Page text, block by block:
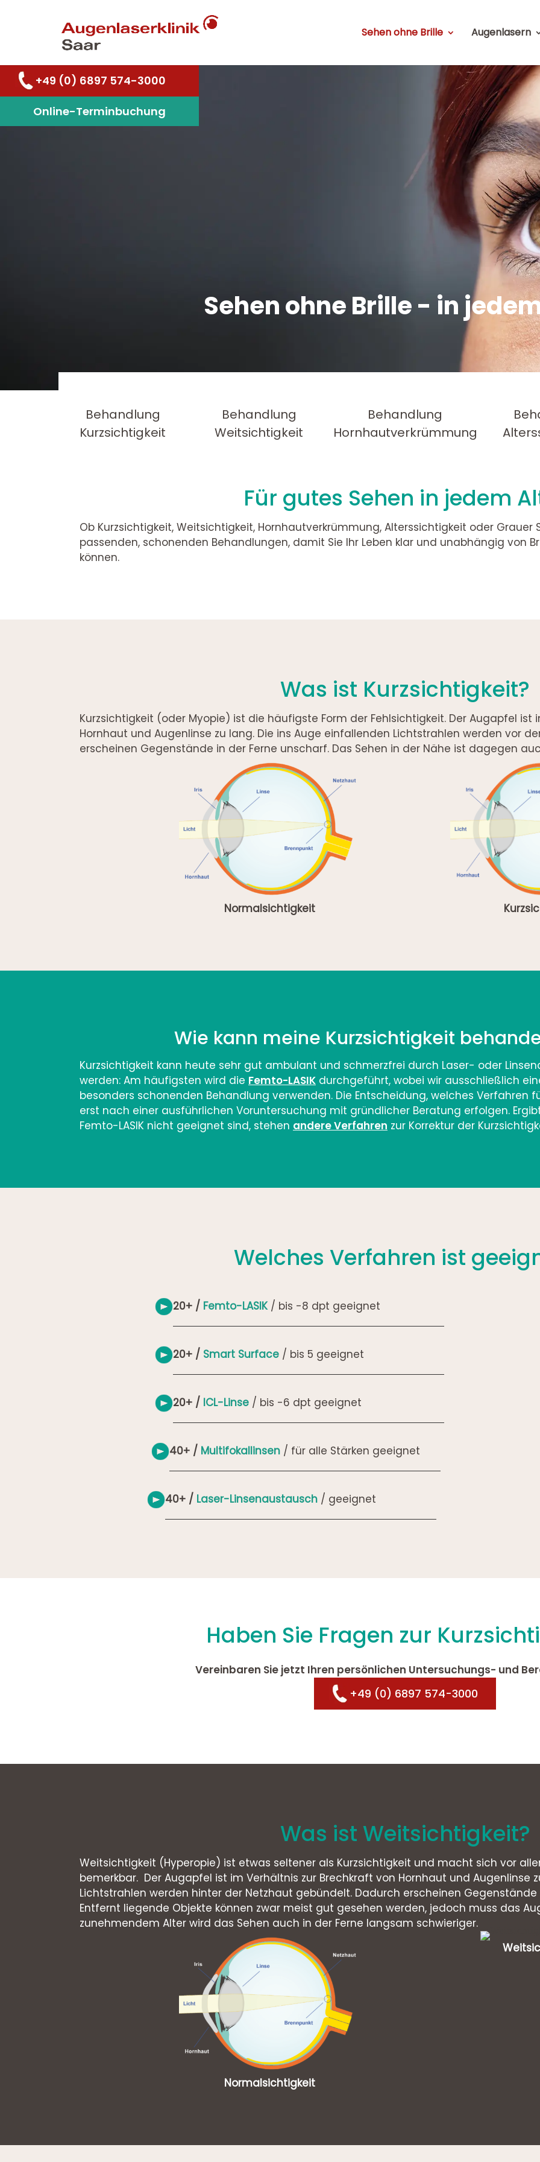
Sehen ohne Brille Augenlasern
+49 (0) 6897 574-3000
Online-Terminbuchung
Sehen ohne Brille - ­in
Behandlung
Kurzsichtigkeit
Behandlung
Weitsichtigkeit
Behandlung
Hornhautverkrümmung
Für gutes Sehen in jedem
Ob Kurzsichtigkeit, Weitsichtigkeit, Hornhautverkrümmung, Alterssichtigkeit oder Grauer
passenden, schonenden Behandlungen, damit Sie Ihr Leben klar und unabhängig von
können.
Was ist Kurzsichtigkeit?
Kurzsichtigkeit (oder Myopie) ist die häufigste Form der Fehlsichtigkeit. Der Augapfel ist
Hornhaut und Augenlinse zu lang. Die ins Auge einfallenden Lichtstrahlen werden vor
erscheinen Gegenstände in der Ferne unscharf. Das Sehen in der Nähe ist dagegen
Normalsichtigkeit
Wie kann meine Kurzsichtigkeit
Kurzsichtigkeit kann heute sehr gut ambulant und schmerzfrei durch Laser- oder
werden: Am häufigsten wird die Femto-LASIK durchgeführt, wobei wir ausschließlich
besonders schonenden Behandlung verwenden. Die Entscheidung, welches Verfahren
erst nach einer ausführlichen Voruntersuchung mit gründlicher Beratung erfolgen.
Femto-LASIK nicht geeignet sind, stehen andere Verfahren zur Korrektur der
Welches Verfahren ist
20+ / Femto-LASIK/ bis -8 dpt geeignet
20+ / Smart Surface / bis 5 geeignet
20+ / ICL-Linse / bis -6 dpt geeignet
40+ / Multifokallinsen / für alle Stärken geeignet
40+ / Laser-Linsenaustausch / geeignet
Haben Sie Fragen zur
Vereinbaren Sie jetzt Ihren persönlichen Untersuchungs- und
+49 (0) 6897 574-3000
Was ist Weitsichtigkeit?
Weitsichtigkeit (Hyperopie) ist etwas seltener als Kurzsichtigkeit und macht sich vor
bemerkbar. Der Augapfel ist im Verhältnis zur Brechkraft von Hornhaut und Augenlinse
Lichtstrahlen werden hinter der Netzhaut gebündelt. Dadurch erscheinen
Entfernt liegende Objekte können zwar meist gut gesehen werden, jedoch muss das
zunehmendem Alter wird das Sehen auch in der Ferne langsam schwieriger.
Normalsichtigkeit